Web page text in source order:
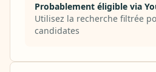
Probablement éligible via
Utilisez la recherche filtrée
candidates